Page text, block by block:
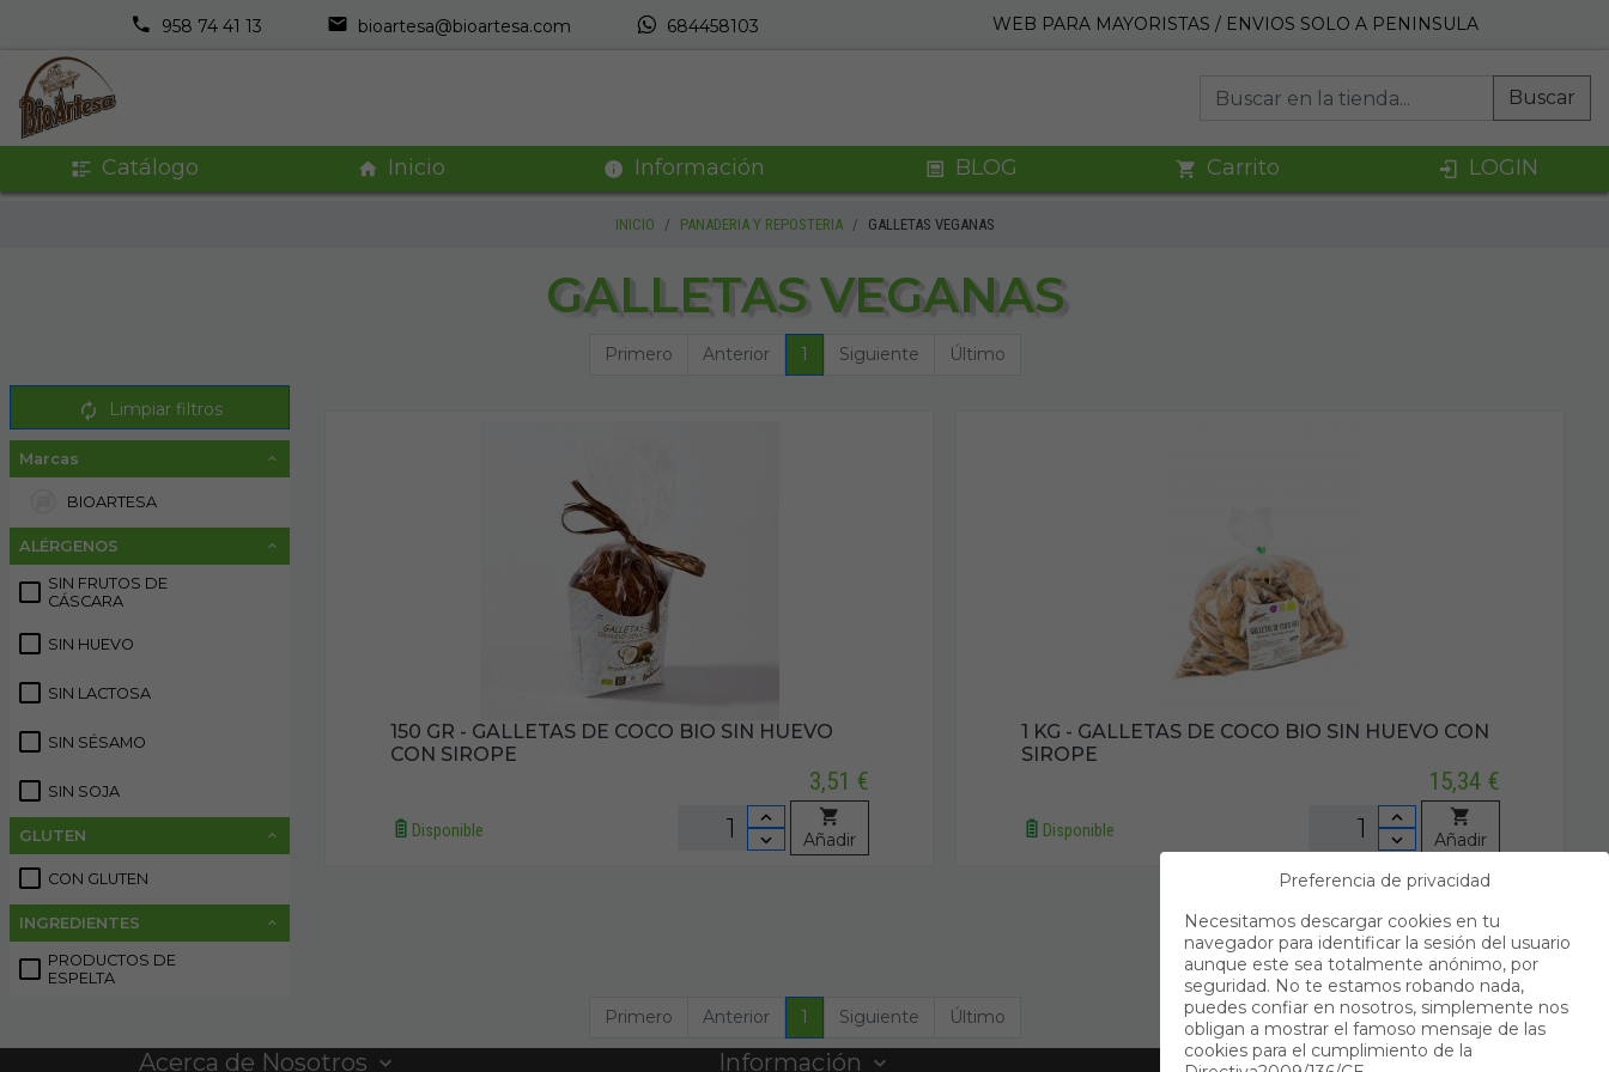
958 74 41 13 bioartesa@bioartesa.com 684458103 WEB PARA MAYORISTAS / ENVIOS SOLO A PENINSULA
Buscar
Catálogo Inicio Información BLOG Carrito LOGIN
INICIO PANADERIA Y REPOSTERIA GALLETAS VEGANAS
GALLETAS VEGANAS
Primero Anterior 1 Siguiente Último
Limpiar filtros
Marcas
BIOARTESA
ALÉRGENOS
SIN FRUTOS DE
CÁSCARA
SIN HUEVO
SIN LACTOSA
SIN SÉSAMO
SIN SOJA
GLUTEN
CON GLUTEN
INGREDIENTES
PRODUCTOS DE
ESPELTA
150 GR - GALLETAS DE COCO BIO SIN HUEVO
CON SIROPE
3,51 €
Disponible Añadir
1 KG - GALLETAS DE COCO BIO SIN HUEVO CON
SIROPE
15,34 €
Disponible Añadir
Primero Anterior 1 Siguiente Último
Acerca de Nosotros Información Contacto
Preferencia de privacidad
Necesitamos descargar cookies en tu
navegador para identificar la sesión del usuario
aunque este sea totalmente anónimo, por
seguridad. No te estamos robando nada,
puedes confiar en nosotros, simplemente nos
obligan a mostrar el famoso mensaje de las
cookies para el cumplimiento de la